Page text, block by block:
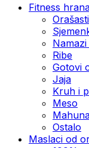
Fitness
Ribe
Gotovi
Jaja
Kruh i
Meso
Ostalo
Maslaci od